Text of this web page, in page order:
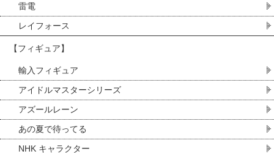
雷電
レイフォース
【フィギュア】
輸入フィギュア
アイドルマスターシリーズ
アズールレーン
あの夏で待ってる
NHK キャラクター